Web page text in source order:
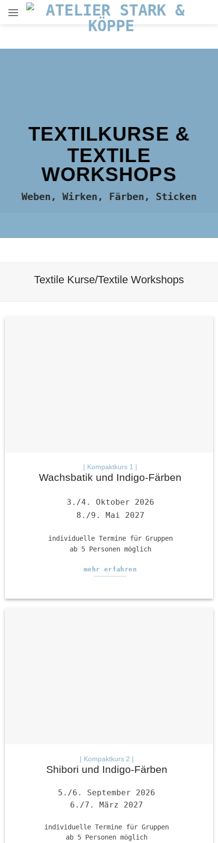
Inhalt
TEXTILKURSE &
TEXTILE
WORKSHOPS
Weben, Wirken, Färben, Sticken
Textile Kurse/Textile Workshops
| Kompaktkurs 1 |
Wachsbatik und Indigo-Färben
3./4. Oktober 2026
8./9. Mai 2027
individuelle Termine für Gruppen
ab 5 Personen möglich
mehr erfahren
| Kompaktkurs 2 |
Shibori und Indigo-Färben
5./6. September 2026
6./7. März 2027
individuelle Termine für Gruppen
ab 5 Personen möglich